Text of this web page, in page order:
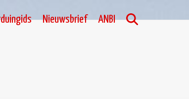
Nieuwsbrief ANBI